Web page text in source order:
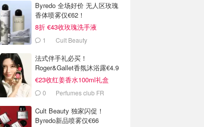
Byredo 全场好价 无人区玫瑰
香体喷雾仅€62！
8折 €43收玫瑰洗手液
1 Cult Beauty
法式伴手礼必买！
Roger&Gallet香氛沐浴露€4.9
€23收红姜香水100ml礼盒
0 Perfumes club FR
Cult Beauty 独家闪促！
Byredo新品喷雾仅€66